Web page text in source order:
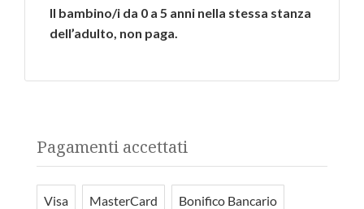
Il bambino/i da 0 a 5 anni nella stessa stanza
dell’adulto, non paga.
Pagamenti accettati
Visa MasterCard Bonifico Bancario